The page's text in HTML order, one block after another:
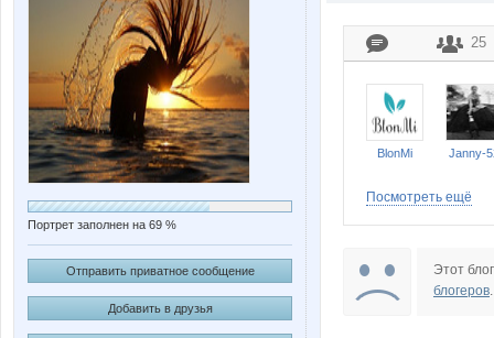
Портрет заполнен на 69 %
Отправить приватное сообщение
Добавить в друзья
25
BlonMi Janny-
Посмотреть ещё
Этот
блогеров.